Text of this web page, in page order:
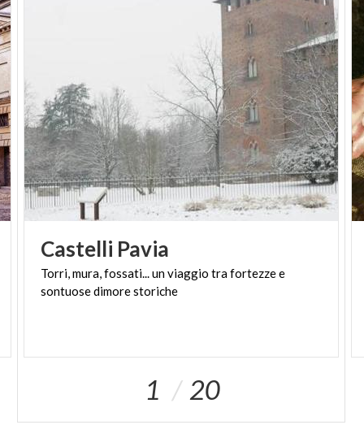
Giuseppe Terragni, al Monumento ai Caduti, fino al
Novocomum, il “Transatlantico”, tra i simboli di una
città in corsa con il futuro. Da sempre in dialogo con
l’acqua. Hai già prenotato il tuo Grand Tour in
battello con destinazione Bellagio?
Castelli Pavia
Torri,mura,fossati...unviaggio trafortezzee
sontuosedimorestoriche
1 20